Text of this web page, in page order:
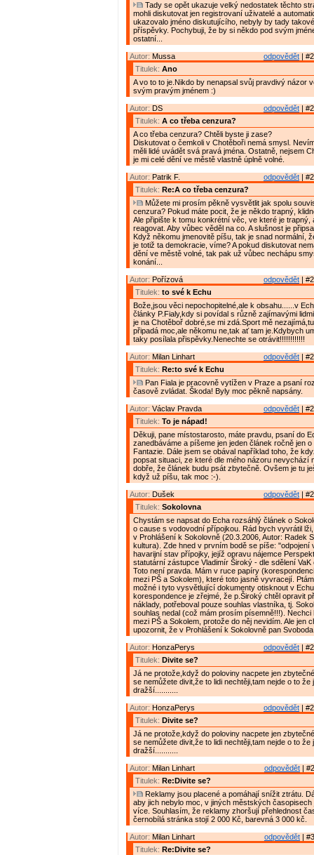
Tady se opět ukazuje velký nedostatek těchto
mohli diskutovat jen registrovaní uživatelé a
ukazovalo jméno diskutujícího, nebyly by tady
příspěvky. Pochybuji, že by si někdo pod svým
ostatní...
odpovědět |
Autor: Mussa
Titulek: Ano
A vo to to je.Nikdo by nenapsal svůj pravdivý názor
svým pravým jménem :)
odpovědět |
Autor: DS
Titulek: A co třeba cenzura?
A co třeba cenzura? Chtěli byste ji zase?
Diskutovat o čemkoli v Chotěboři nemá smysl.
měli lidé uvádět svá pravá jména. Ostatně, nejsem
je mi celé dění ve městě vlastně úplně volné.
odpovědět |
Autor: Patrik F.
Titulek: Re:A co třeba cenzura?
Můžete mi prosím pěkně vysvětlit jak spolu
cenzura? Pokud máte pocit, že je někdo trapný,
Ale připište k tomu konkrétní věc, ve které je trapný,
reagovat. Aby vůbec věděl na co. A slušnost je
Když někomu jmenovitě píšu, tak je snad normální,
je totiž ta demokracie, víme? A pokud diskutovat
dění ve městě volné, tak pak už vůbec nechápu
konání...
odpovědět |
Autor: Pořízová
Titulek: to své k Echu
Bože,jsou věci nepochopitelné,ale k obsahu......v
články P.Fialy,kdy si povídal s různě zajímavými
je na Chotěboř dobré,se mi zdá.Sport mě
připadá moc,ale někomu ne,tak ať tam je.Kdybych
taky posílala přispěvky.Nenechte se otrávit!!!!!!!!!!!!
odpovědět |
Autor: Milan Linhart
Titulek: Re:to své k Echu
Pan Fiala je pracovně vytížen v Praze a psaní
časově zvládat. Škoda! Byly moc pěkně napsány.
odpovědět |
Autor: Václav Pravda
Titulek: To je nápad!
Děkuji, pane místostarosto, máte pravdu, psaní do
zanedbáváme a píšeme jen jeden článek ročně jen o
Fantazie. Dále jsem se obával například toho, že
popsat situaci, ze které dle mého názoru nevychází
dobře, že článek budu psát zbytečně. Ovšem je tu
když už píšu, tak moc :-).
odpovědět |
Autor: Dušek
Titulek: Sokolovna
Chystám se napsat do Echa rozsáhlý článek o
o cause s vodovodní přípojkou. Rád bych vyvrátil
v Prohlášení k Sokolovně (20.3.2006, Autor: Radek
kultura). Zde hned v prvním bodě se píše: "odpojení
havarijní stav přípojky, jejíž opravu nájemce
statutární zástupce Vladimír Široký - dle sdělení VaK
Toto není pravda. Mám v ruce papíry
mezi PŠ a Sokolem), které toto jasně vyvracejí.
možné i tyto vysvětlující dokumenty otisknout v
korespondence je zřejmé, že p.Široký chtěl opravit
náklady, potřeboval pouze souhlas vlastníka, tj.
souhlas nedal (což mám prosím písemně!!!). Nechci
mezi PŠ a Sokolem, protože do něj nevidím. Ale jen
upozornit, že v Prohlášení k Sokolovně pan
odpovědět |
Autor: HonzaPerys
Titulek: Divite se?
Já ne protože,když do poloviny nacpete jen
se nemůžete divit,že to lidi nechtěji,tam nejde o to že
dražší...........
odpovědět |
Autor: HonzaPerys
Titulek: Divite se?
Já ne protože,když do poloviny nacpete jen
se nemůžete divit,že to lidi nechtěji,tam nejde o to že
dražší...........
odpovědět |
Autor: Milan Linhart
Titulek: Re:Divite se?
Reklamy jsou placené a pomáhají snížit ztrátu.
aby jich nebylo moc, v jiných městských časopisech
více. Souhlasím, že reklamy zhoršují přehlednost
černobílá stránka stojí 2 000 Kč, barevná 3 000 kč.
odpovědět |
Autor: Milan Linhart
Titulek: Re:Divite se?